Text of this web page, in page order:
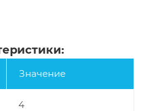
Значение
4